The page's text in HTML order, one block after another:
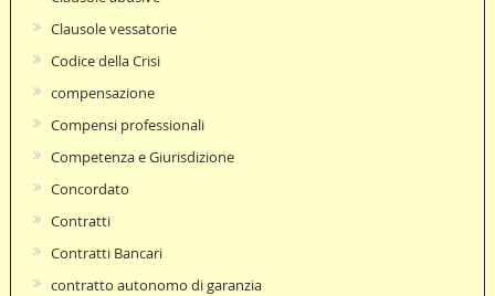
Clausole vessatorie
Codice della Crisi
compensazione
Compensi professionali
Competenza e Giurisdizione
Concordato
Contratti
Contratti Bancari
contratto autonomo di garanzia